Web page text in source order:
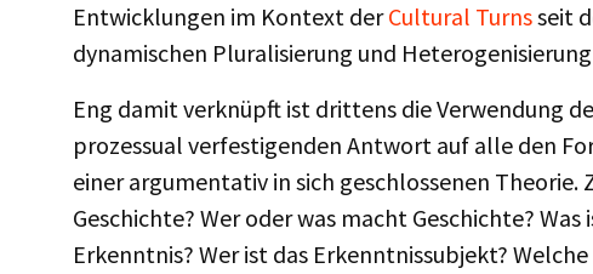
Entwicklungen im Kontext derCultural Turnsseit
dynamischen Pluralisierung und
Eng damit verknüpft ist drittens die Verwendung
prozessual verfestigenden Antwort auf alle den
einer argumentativ in sich geschlossenen Theorie.
Geschichte? Wer oder was macht Geschichte?
Erkenntnis? Wer ist das Erkenntnissubjekt?